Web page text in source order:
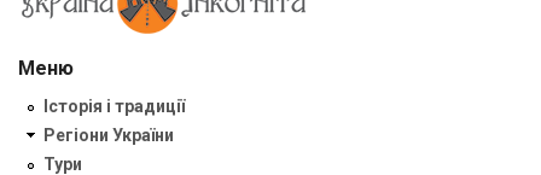
Меню
Історія і традиції
Регіони України
Тури